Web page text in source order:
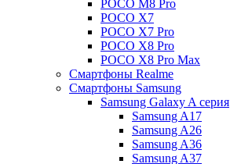
POCO M8 Pro
POCO X7
POCO X7 Pro
POCO X8 Pro
POCO X8 Pro Max
Смартфоны Realme
Смартфоны Samsung
Samsung Galaxy A серия
Samsung A17
Samsung A26
Samsung A36
Samsung A37